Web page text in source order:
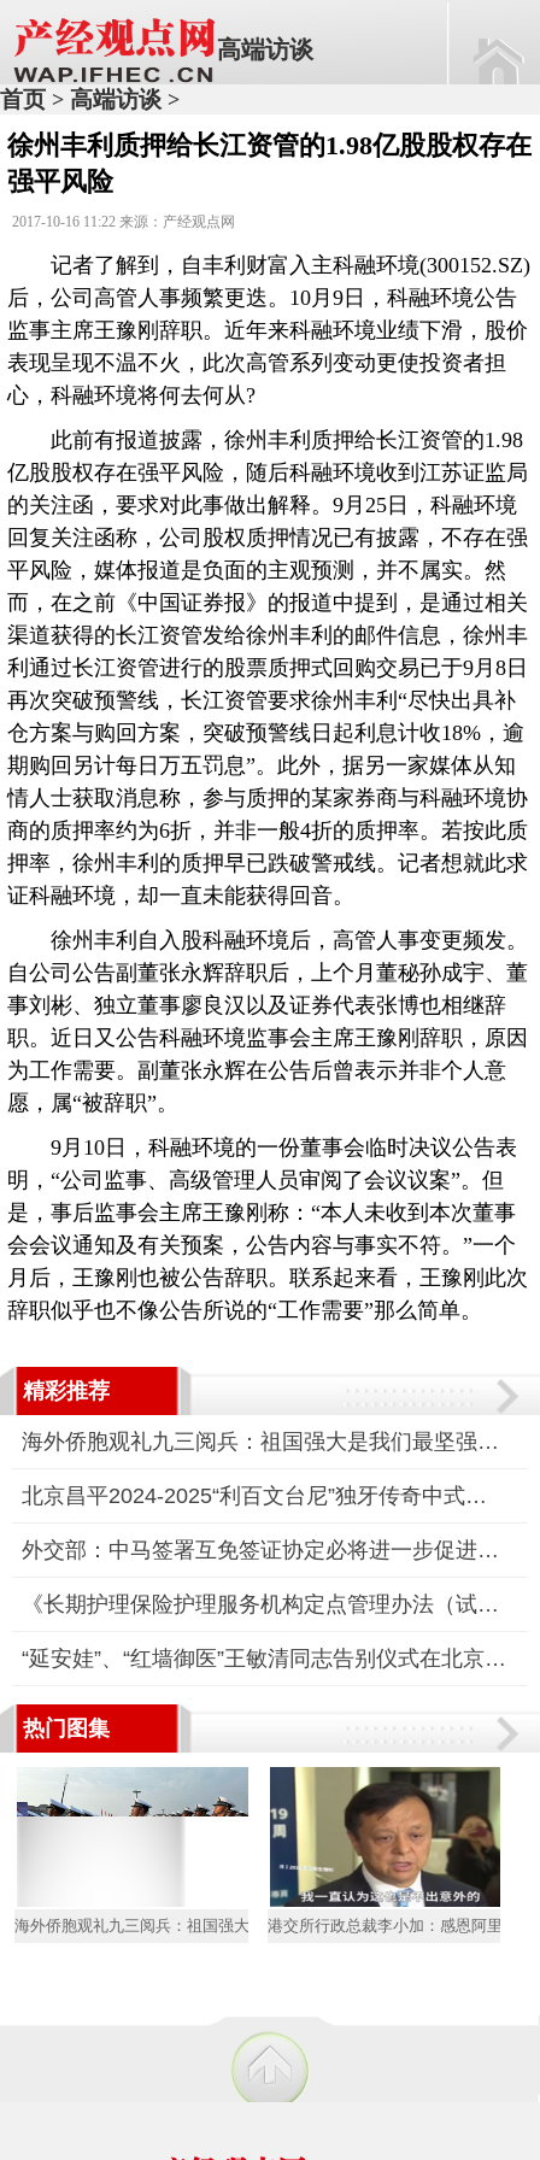
高端访谈
首页 > 高端访谈 >
徐州丰利质押给长江资管的1.98亿股股权存在
强平风险
2017-10-16 11:22 来源：产经观点网
记者了解到，自丰利财富入主科融环境(300152.SZ)
后，公司高管人事频繁更迭。10月9日，科融环境公告
监事主席王豫刚辞职。近年来科融环境业绩下滑，股价
表现呈现不温不火，此次高管系列变动更使投资者担
心，科融环境将何去何从?
此前有报道披露，徐州丰利质押给长江资管的1.98
亿股股权存在强平风险，随后科融环境收到江苏证监局
的关注函，要求对此事做出解释。9月25日，科融环境
回复关注函称，公司股权质押情况已有披露，不存在强
平风险，媒体报道是负面的主观预测，并不属实。然
而，在之前《中国证券报》的报道中提到，是通过相关
渠道获得的长江资管发给徐州丰利的邮件信息，徐州丰
利通过长江资管进行的股票质押式回购交易已于9月8日
再次突破预警线，长江资管要求徐州丰利“尽快出具补
仓方案与购回方案，突破预警线日起利息计收18%，逾
期购回另计每日万五罚息”。此外，据另一家媒体从知
情人士获取消息称，参与质押的某家券商与科融环境协
商的质押率约为6折，并非一般4折的质押率。若按此质
押率，徐州丰利的质押早已跌破警戒线。记者想就此求
证科融环境，却一直未能获得回音。
徐州丰利自入股科融环境后，高管人事变更频发。
自公司公告副董张永辉辞职后，上个月董秘孙成宇、董
事刘彬、独立董事廖良汉以及证券代表张博也相继辞
职。近日又公告科融环境监事会主席王豫刚辞职，原因
为工作需要。副董张永辉在公告后曾表示并非个人意
愿，属“被辞职”。
9月10日，科融环境的一份董事会临时决议公告表
明，“公司监事、高级管理人员审阅了会议议案”。但
是，事后监事会主席王豫刚称：“本人未收到本次董事
会会议通知及有关预案，公告内容与事实不符。”一个
月后，王豫刚也被公告辞职。联系起来看，王豫刚此次
辞职似乎也不像公告所说的“工作需要”那么简单。
精彩推荐
海外侨胞观礼九三阅兵：祖国强大是我们最坚强后盾
北京昌平2024-2025“利百文台尼”独牙传奇中式九球国际巡回赛全
外交部：中马签署互免签证协定必将进一步促进双边交流合作
《长期护理保险护理服务机构定点管理办法（试行）》政策解读
“延安娃”、“红墙御医”王敏清同志告别仪式在北京医院隆重举行
热门图集
海外侨胞观礼九三阅兵：祖国强大是我们最坚强后盾港交所行政总裁李小加：感恩阿里巴巴